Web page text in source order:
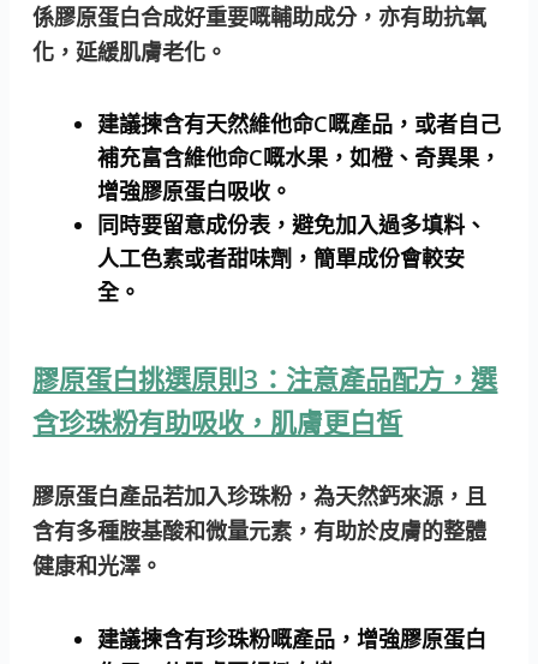
係膠原蛋白合成好重要嘅輔助成分，亦有助抗氧
化，延緩肌膚老化。
建議揀含有天然維他命C嘅產品，或者自己
補充富含維他命C嘅水果，如橙、奇異果，
增強膠原蛋白吸收。
同時要留意成份表，避免加入過多填料、
人工色素或者甜味劑，簡單成份會較安
全。
膠原蛋白挑選原則3：注意產品配方，選
含珍珠粉有助吸收，肌膚更白皙
膠原蛋白產品若加入珍珠粉，為天然鈣來源，且
含有多種胺基酸和微量元素，有助於皮膚的整體
健康和光澤。
建議揀含有珍珠粉嘅產品，增強膠原蛋白